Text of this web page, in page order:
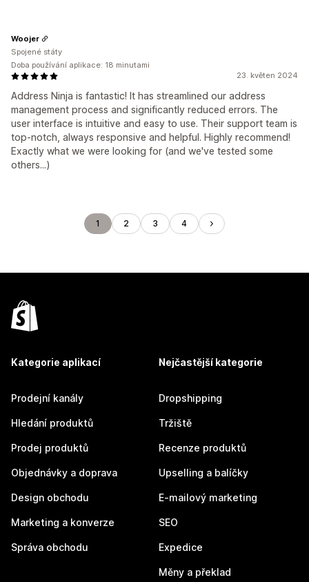
23. květen 2024
Address Ninja is fantastic! It has streamlined our address
management process and significantly reduced errors. The
user interface is intuitive and easy to use. Their support team is
top-notch, always responsive and helpful. Highly recommend!
Exactly what we were looking for (and we've tested some
others...)
Woojer
Spojené státy
Doba používání aplikace: 18 minutami
1 2 3 4
Kategorie aplikací
Prodejní kanály
Hledání produktů
Prodej produktů
Objednávky a doprava
Design obchodu
Marketing a konverze
Správa obchodu
Nejčastější kategorie
Dropshipping
Tržiště
Recenze produktů
Upselling a balíčky
E-mailový marketing
SEO
Expedice
Měny a překlad